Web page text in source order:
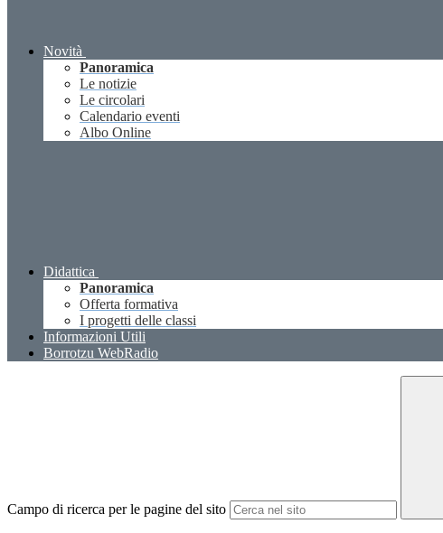
Novità
Panoramica
Le notizie
Le circolari
Calendario eventi
Albo Online
Didattica
Panoramica
Offerta formativa
I progetti delle classi
Informazioni Utili
Borrotzu WebRadio
Campo di ricerca per le pagine del sito